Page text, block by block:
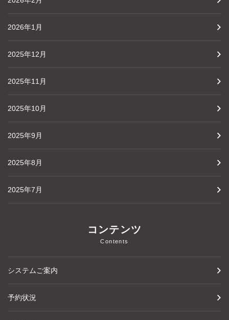
2026年1月
2025年12月
2025年11月
2025年10月
2025年9月
2025年8月
2025年7月
コンテンツ
Contents
システムご案内
予約状況